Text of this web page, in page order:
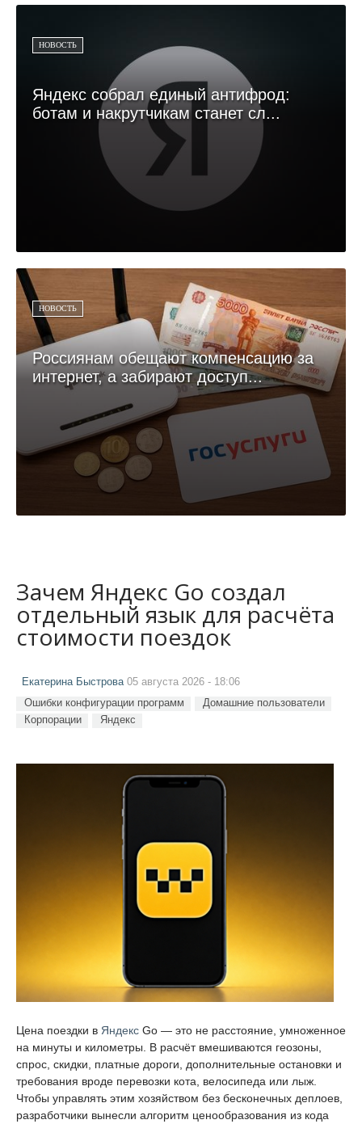
НОВОСТЬ
Яндекс собрал единый антифрод:
ботам и накрутчикам станет сл...
НОВОСТЬ
Россиянам обещают компенсацию за
интернет, а забирают доступ...
Зачем Яндекс Go создал
отдельный язык для расчёта
стоимости поездок
Екатерина Быстрова05 августа 2026 - 18:06
Ошибки конфигурации программ
Домашние пользователи
Корпорации
Яндекс
Цена поездки в Яндекс Go — это не расстояние, умноженное
на минуты и километры. В расчёт вмешиваются геозоны,
спрос, скидки, платные дороги, дополнительные остановки и
требования вроде перевозки кота, велосипеда или лыж.
Чтобы управлять этим хозяйством без бесконечных деплоев,
разработчики вынесли алгоритм ценообразования из кода